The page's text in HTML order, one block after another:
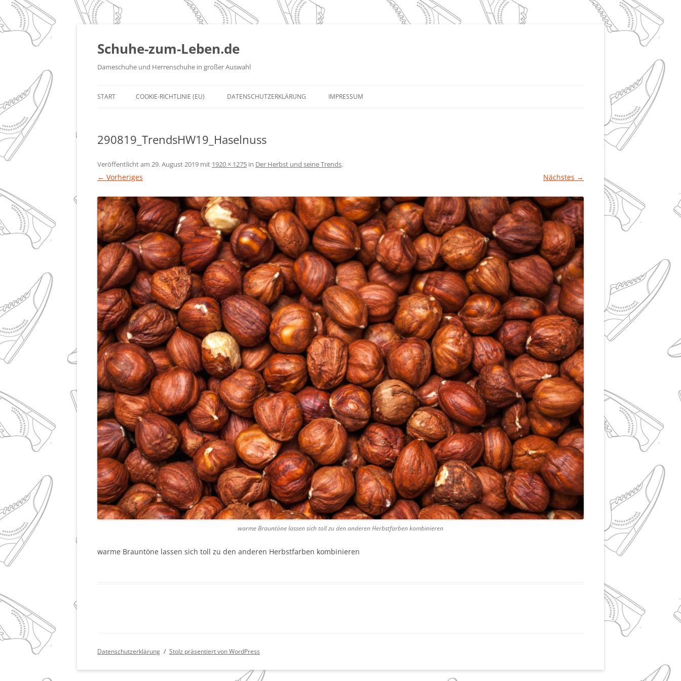
Zum
springen
Schuhe-zum-Leben.de
Dameschuhe und Herrenschuhe in großer Auswahl
START COOKIE-RICHTLINIE (EU) DATENSCHUTZERKLÄRUNG IMPRESSUM
290819_TrendsHW19_Haselnuss
Veröffentlicht am 29. August 2019 mit 1920 × 1275 in Der Herbst und seine Trends.
← Vorheriges Nächstes →
warme Brauntöne lassen sich toll zu den anderen Herbstfarben kombinieren
warme Brauntöne lassen sich toll zu den anderen Herbstfarben kombinieren
Datenschutzerklärung Stolz präsentiert von WordPress